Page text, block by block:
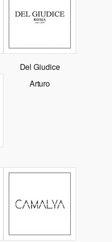
Del Giudice
Arturo